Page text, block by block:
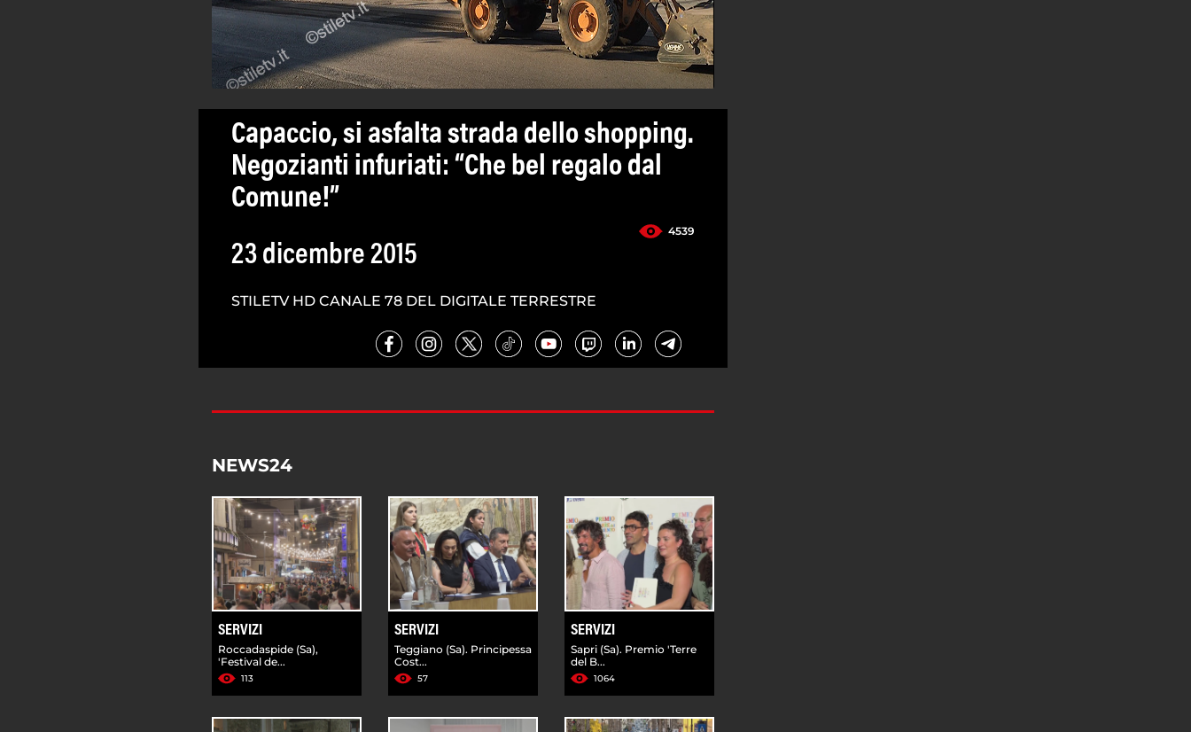
Capaccio, si asfalta strada dello shopping.
Negozianti infuriati: “Che bel regalo dal
Comune!”
4539
23 dicembre 2015
STILETV HD CANALE 78 DEL DIGITALE TERRESTRE
NEWS24
SERVIZI
Roccadaspide (Sa),
'Festival de...
113
SERVIZI
Teggiano (Sa). Principessa
Cost...
57
SERVIZI
Sapri (Sa). Premio 'Terre
del B...
1064